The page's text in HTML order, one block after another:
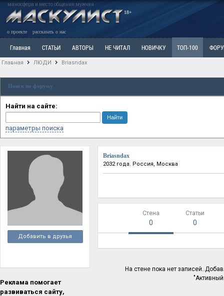
маносфера и место общения мужчин
18+
о проекте рассказать о нас
Главная СТАТЬИ АВТОРЫ НЕ ЧИТАЛ НОВИЧКУ ТОП-100
Ветка: Расстаюсь или Развожусь. САНЧАС
РАЗДЕЛ: Разное
Главная ЛЮДИ Briasndax
Поиск по форуму
Найти на сайте:
параметры поиска
Добавить в друзья
Реклама помогает
развиваться сайту,
Briasndax
2032 года. Россия, Москва
Стена
0
Статьи
0
На стене пока нет
"Активный